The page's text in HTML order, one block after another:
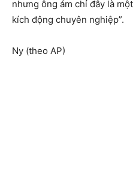
nhưng ông ám chỉ đây là
kích động chuyên nghiệp”.
Ny (theo AP)